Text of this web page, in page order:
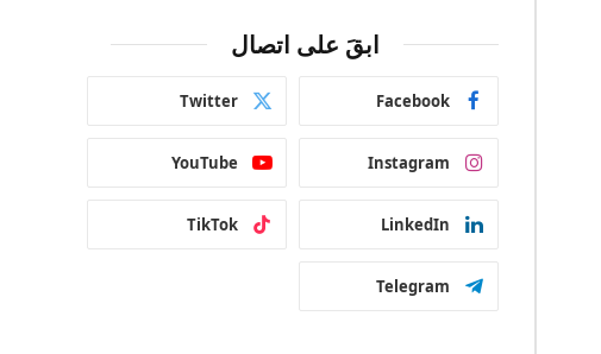
ابقَ على اتصال
Facebook
Twitter
Instagram
YouTube
LinkedIn
TikTok
Telegram